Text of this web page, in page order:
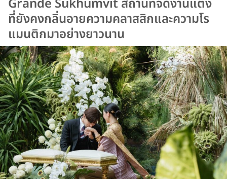
Grande Sukhumvit สถานที่จัดงานแต่ง
ที่ยังคงกลิ่นอายความคลาสสิกและความโร
แมนติกมาอย่างยาวนาน